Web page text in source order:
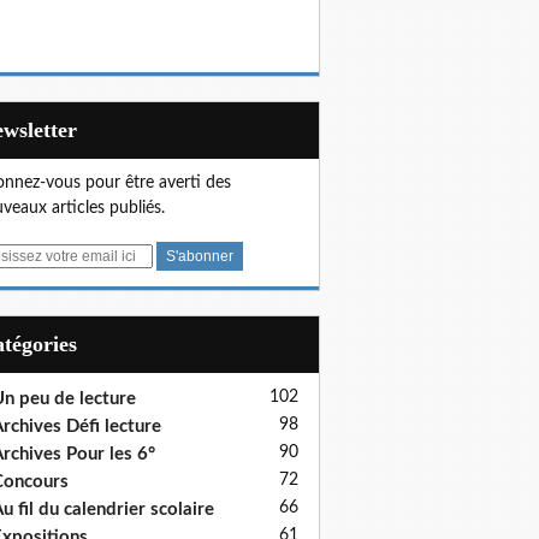
vous pour être averti des
articles publiés.
peu de lecture 102
Défi lecture 98
Pour les 6° 90
72
fil du calendrier scolaire 66
61